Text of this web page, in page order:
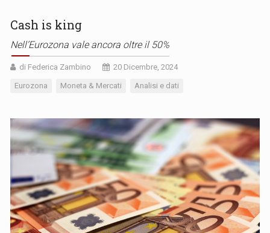
Cash is king
Nell’Eurozona vale ancora oltre il 50%
di Federica Zambino 20 Dicembre, 2024
Eurozona Moneta & Mercati Analisi e dati